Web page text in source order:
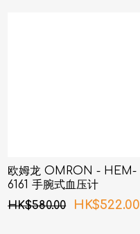
欧姆龙 OMRON - HEM-
6161 手腕式血压计
HK$580.00
HK$522.00